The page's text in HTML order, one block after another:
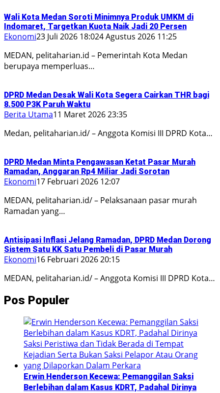
Wali Kota Medan Soroti Minimnya Produk UMKM di
Indomaret, Targetkan Kuota Naik Jadi 20 Persen
Ekonomi23 Juli 2026 18:024 Agustus 2026 11:25
MEDAN, pelitaharian.id – Pemerintah Kota Medan
berupaya memperluas…
DPRD Medan Desak Wali Kota Segera Cairkan THR bagi
8.500 P3K Paruh Waktu
Berita Utama11 Maret 2026 23:35
Medan, pelitaharian.id/ – Anggota Komisi III DPRD Kota…
DPRD Medan Minta Pengawasan Ketat Pasar Murah
Ramadan, Anggaran Rp4 Miliar Jadi Sorotan
Ekonomi17 Februari 2026 12:07
MEDAN, pelitaharian.id/ – Pelaksanaan pasar murah
Ramadan yang…
Antisipasi Inflasi Jelang Ramadan, DPRD Medan Dorong
Sistem Satu KK Satu Pembeli di Pasar Murah
Ekonomi16 Februari 2026 20:15
MEDAN, pelitaharian.id/ – Anggota Komisi III DPRD Kota…
Pos Populer
Erwin Henderson Kecewa: Pemanggilan Saksi
Berlebihan dalam Kasus KDRT, Padahal Dirinya